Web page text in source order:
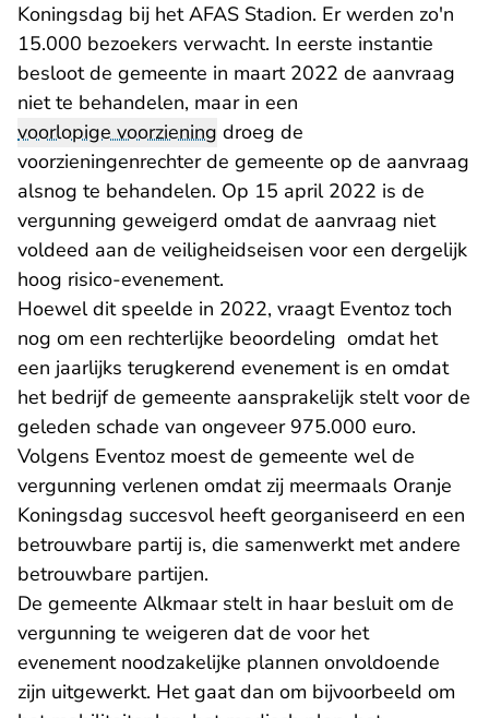
Koningsdag bij het AFAS Stadion. Er werden zo'n
15.000 bezoekers verwacht. In eerste instantie
besloot de gemeente in maart 2022 de aanvraag
niet te behandelen, maar in een
voorlopige voorziening droeg de
voorzieningenrechter de gemeente op de aanvraag
alsnog te behandelen. Op 15 april 2022 is de
vergunning geweigerd omdat de aanvraag niet
voldeed aan de veiligheidseisen voor een dergelijk
hoog risico-evenement.
Hoewel dit speelde in 2022, vraagt Eventoz toch
nog om een rechterlijke beoordeling omdat het
een jaarlijks terugkerend evenement is en omdat
het bedrijf de gemeente aansprakelijk stelt voor de
geleden schade van ongeveer 975.000 euro.
Volgens Eventoz moest de gemeente wel de
vergunning verlenen omdat zij meermaals Oranje
Koningsdag succesvol heeft georganiseerd en een
betrouwbare partij is, die samenwerkt met andere
betrouwbare partijen.
De gemeente Alkmaar stelt in haar besluit om de
vergunning te weigeren dat de voor het
evenement noodzakelijke plannen onvoldoende
zijn uitgewerkt. Het gaat dan om bijvoorbeeld om